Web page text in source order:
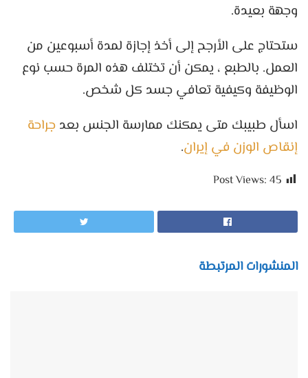
وجهة بعيدة.
ستحتاج على الأرجح إلى أخذ إجازة لمدة أسبوعين من
العمل. بالطبع ، يمكن أن تختلف هذه المرة حسب نوع
الوظيفة وكيفية تعافي جسد كل شخص.
اسأل طبيبك متى يمكنك ممارسة الجنس بعد جراحة
إنقاص الوزن في إيران.
Post Views: 45
المنشورات المرتبطة